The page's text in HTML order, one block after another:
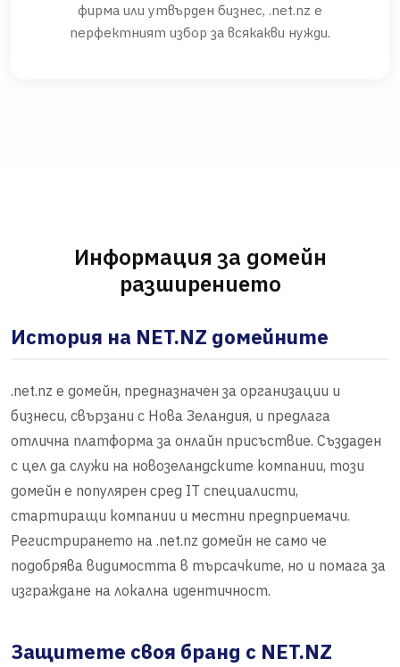
фирма или утвърден бизнес, .net.nz е
перфектният избор за всякакви нужди.
Информация за домейн
разширението
История на NET.NZ домейните
.net.nz е домейн, предназначен за организации и
бизнеси, свързани с Нова Зеландия, и предлага
отлична платформа за онлайн присъствие. Създаден
с цел да служи на новозеландските компании, този
домейн е популярен сред IT специалисти,
стартиращи компании и местни предприемачи.
Регистрирането на .net.nz домейн не само че
подобрява видимостта в търсачките, но и помага за
изграждане на локална идентичност.
Защитете своя бранд с NET.NZ